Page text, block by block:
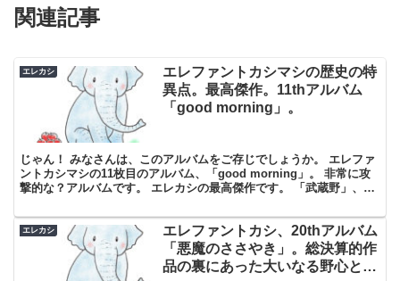
関連記事
エレカシ
エレファントカシマシの歴史の特
異点。最高傑作。11thアルバム
「good morning」。
じゃん！ みなさんは、このアルバムをご存じでしょうか。 エレファ
ントカシマシの11枚目のアルバム、「good morning」。 非常に攻
撃的な？アルバムです。 エレカシの最高傑作です。 「武蔵野」、
エレカシ
エレファントカシ、20thアルバム
「悪魔のささやき」。総決算的作
品の裏にあった大いなる野心と